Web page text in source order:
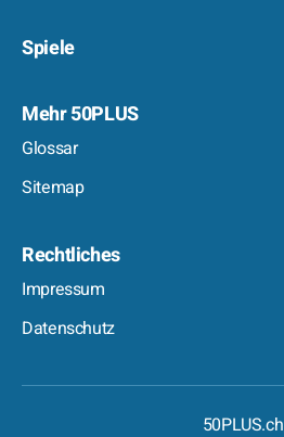
Spiele
Mehr 50PLUS
Glossar
Sitemap
Rechtliches
Impressum
Datenschutz
50PLUS.ch